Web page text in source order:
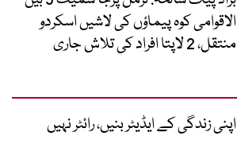
الاقوامی کوہ پیماؤں کی لاشیں اسکردو
منتقل، 2 لاپتا افراد کی تلاش جاری
اپنی زندگی کے ایڈیٹر بنیں، رائٹر نہیں